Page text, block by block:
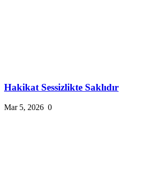
Hakikat Sessizlikte Saklıdır
Mar 5, 2026 0